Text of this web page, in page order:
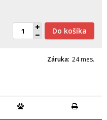
Do košíka
Záruka 24 mes.